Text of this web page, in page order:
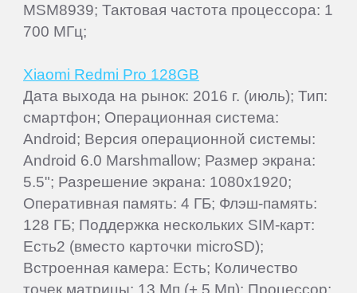
MSM8939; Тактовая частота процессора: 1
700 МГц;
Xiaomi Redmi Pro 128GB
Дата выхода на рынок: 2016 г. (июль); Тип:
смартфон; Операционная система:
Android; Версия операционной системы:
Android 6.0 Marshmallow; Размер экрана:
5.5"; Разрешение экрана: 1080x1920;
Оперативная память: 4 ГБ; Флэш-память:
128 ГБ; Поддержка нескольких SIM-карт:
Есть2 (вместо карточки microSD);
Встроенная камера: Есть; Количество
точек матрицы: 13 Мп (+ 5 Мп); Процессор: